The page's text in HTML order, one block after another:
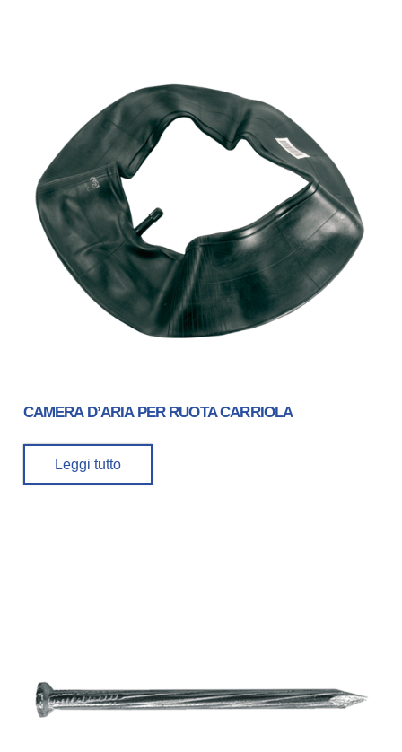
CAMERA D’ARIA PER RUOTA CARRIOLA
Leggi tutto